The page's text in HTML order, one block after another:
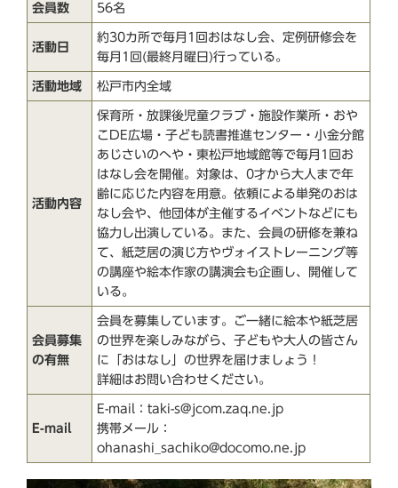
会員数 56名
活動日
約30カ所で毎月1回おはなし会、定例研修会を
毎月1回(最終月曜日)行っている。
活動地域 松戸市内全域
活動内容
保育所・放課後児童クラブ・施設作業所・おや
こDE広場・子ども読書推進センター・小金分館
あじさいのへや・東松戸地域館等で毎月1回お
はなし会を開催。対象は、0才から大人まで年
齢に応じた内容を用意。依頼による単発のおは
なし会や、他団体が主催するイベントなどにも
協力し出演している。また、会員の研修を兼ね
て、紙芝居の演じ方やヴォイストレーニング等
の講座や絵本作家の講演会も企画し、開催して
いる。
会員募集
の有無
会員を募集しています。ご一緒に絵本や紙芝居
の世界を楽しみながら、子どもや大人の皆さん
に「おはなし」の世界を届けましょう！
詳細はお問い合わせください。
E-mail
E-mail：taki-s@jcom.zaq.ne.jp
携帯メール：
ohanashi_sachiko@docomo.ne.jp